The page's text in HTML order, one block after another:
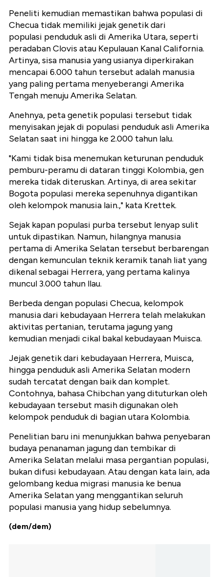
Peneliti kemudian memastikan bahwa populasi di
Checua tidak memiliki jejak genetik dari
populasi penduduk asli di Amerika Utara, seperti
peradaban Clovis atau Kepulauan Kanal California.
Artinya, sisa manusia yang usianya diperkirakan
mencapai 6.000 tahun tersebut adalah manusia
yang paling pertama menyeberangi Amerika
Tengah menuju Amerika Selatan.
Anehnya, peta genetik populasi tersebut tidak
menyisakan jejak di populasi penduduk asli Amerika
Selatan saat ini hingga ke 2.000 tahun lalu.
"Kami tidak bisa menemukan keturunan penduduk
pemburu-peramu di dataran tinggi Kolombia, gen
mereka tidak diteruskan. Artinya, di area sekitar
Bogota populasi mereka sepenuhnya digantikan
oleh kelompok manusia lain.," kata Krettek.
Sejak kapan populasi purba tersebut lenyap sulit
untuk dipastikan. Namun, hilangnya manusia
pertama di Amerika Selatan tersebut berbarengan
dengan kemunculan teknik keramik tanah liat yang
dikenal sebagai Herrera, yang pertama kalinya
muncul 3.000 tahun llau.
Berbeda dengan populasi Checua, kelompok
manusia dari kebudayaan Herrera telah melakukan
aktivitas pertanian, terutama jagung yang
kemudian menjadi cikal bakal kebudayaan Muisca.
Jejak genetik dari kebudayaan Herrera, Muisca,
hingga penduduk asli Amerika Selatan modern
sudah tercatat dengan baik dan komplet.
Contohnya, bahasa Chibchan yang dituturkan oleh
kebudayaan tersebut masih digunakan oleh
kelompok penduduk di bagian utara Kolombia.
Penelitian baru ini menunjukkan bahwa penyebaran
budaya penanaman jagung dan tembikar di
Amerika Selatan melalui masa pergantian populasi,
bukan difusi kebudayaan. Atau dengan kata lain, ada
gelombang kedua migrasi manusia ke benua
Amerika Selatan yang menggantikan seluruh
populasi manusia yang hidup sebelumnya.
(dem/dem)